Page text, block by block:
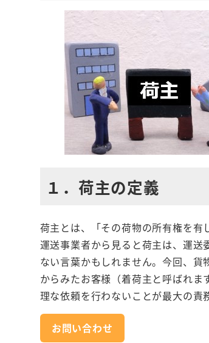
１．荷主の定義
荷主とは、「その荷物の所有権を有
運送事業者から見ると荷主は、運送
ない言葉かもしれません。今回、
からみたお客様（着荷主と呼ばれ
理な依頼を行わないことが最大の責
お問い合わせ